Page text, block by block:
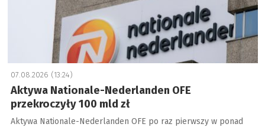
07.08.2026 (13:24)
Aktywa Nationale-Nederlanden OFE
przekroczyły 100 mld zł
Aktywa Nationale-Nederlanden OFE po raz pierwszy w ponad